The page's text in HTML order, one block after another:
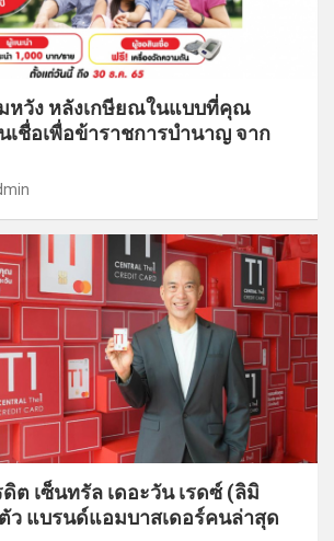
หวัง หลังเกษียณในแบบที่คุณ
เชื่อเพื่อข้าราชการบำนาญ จาก
ต เซ็นทรัล เดอะวัน เรดซ์ (ลิมิ
ว แบรนด์แอมบาสเดอร์คนล่าสุด